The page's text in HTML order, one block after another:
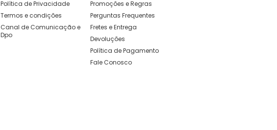
Política de Privacidade
Termos e condições
Canal de Comunicação e
Dpo
Promoções e Regras
Perguntas Frequentes
Fretes e Entrega
Devoluções
Política de Pagamento
Fale Conosco